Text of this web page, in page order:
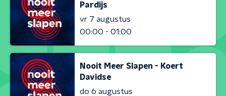
Pardijs
vr 7 augustus
00:00 - 01:00
Nooit Meer Slapen - Koert
Davidse
do 6 augustus